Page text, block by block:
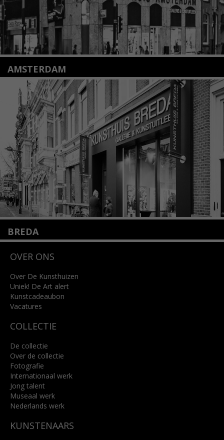
AMSTERDAM
Amstelveenseweg 135
1075 VX Amsterdam
+31 (0)20 2332546
info@kunsthuisamsterdam.nl
Lees meer
BREDA
4818 SB Breda
info@kunsthuisbreda.nl
Lees meer
OVER ONS
Over De Kunsthuizen
Uniek! De Art alert
Kunstcadeaubon
Vacatures
COLLECTIE
De collectie
Over de collectie
Fotografie
Internationaal werk
Jong talent
Museaal werk
Nederlands werk
KUNSTENAARS